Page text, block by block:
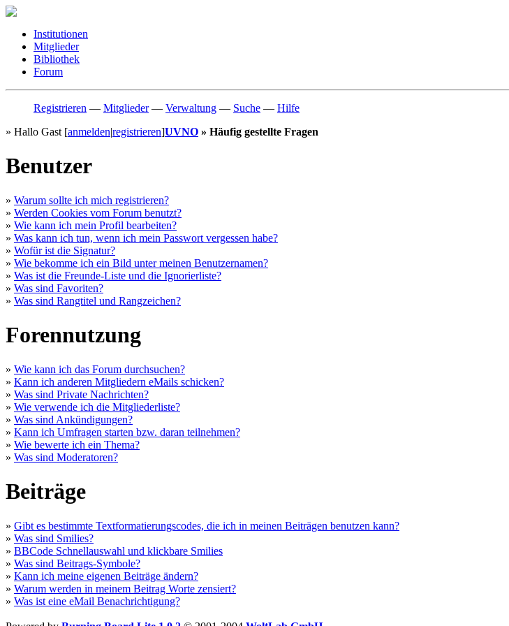
Institutionen
Mitglieder
Bibliothek
Forum
Registrieren — Mitglieder— Verwaltung — Suche — Hilfe
» Hallo Gast [anmelden|registrieren]UVNO » Häufig gestellte Fragen
Benutzer
» Warum sollte ich mich registrieren?
» Werden Cookies vom Forum benutzt?
» Wie kann ich mein Profil bearbeiten?
» Was kann ich tun, wenn ich mein Passwort vergessen habe?
» Wofür ist die Signatur?
» Wie bekomme ich ein Bild unter meinen Benutzernamen?
» Was ist die Freunde-Liste und die Ignorierliste?
» Was sind Favoriten?
» Was sind Rangtitel und Rangzeichen?
Forennutzung
» Wie kann ich das Forum durchsuchen?
» Kann ich anderen Mitgliedern eMails schicken?
» Was sind Private Nachrichten?
» Wie verwende ich die Mitgliederliste?
» Was sind Ankündigungen?
» Kann ich Umfragen starten bzw. daran teilnehmen?
» Wie bewerte ich ein Thema?
» Was sind Moderatoren?
Beiträge
» Gibt es bestimmte Textformatierungscodes, die ich in meinen Beiträgen benutzen kann?
» Was sind Smilies?
» BBCode Schnellauswahl und klickbare Smilies
» Was sind Beitrags-Symbole?
» Kann ich meine eigenen Beiträge ändern?
» Warum werden in meinem Beitrag Worte zensiert?
» Was ist eine eMail Benachrichtigung?